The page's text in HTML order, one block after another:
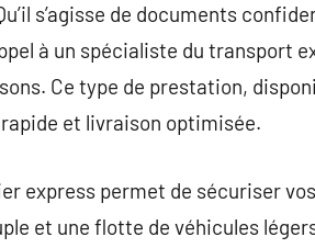
s’agisse de documents
à un spécialiste du transport
Ce type de prestation,
et livraison optimisée.
express permet de sécuriser
et une flotte de véhicules